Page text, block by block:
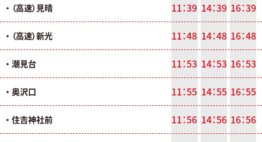
・ （高速）見晴 11：39 14：39 16：39
・ （高速）新光 11：48 14：48 16：48
・ 潮見台 11：53 14：53 16：53
・ 奥沢口 11：55 14：55 16：55
・ 住吉神社前 11：56 14：56 16：56